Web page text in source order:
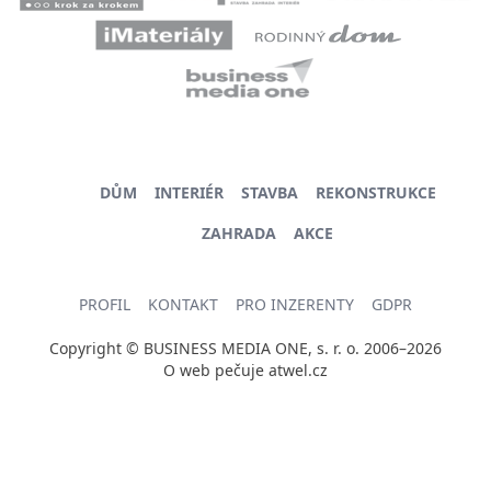
DŮM INTERIÉR STAVBA
REKONSTRUKCE
ZAHRADA
AKCE
PROFIL KONTAKT PRO INZERENTY GDPR
Copyright © BUSINESS MEDIA ONE, s. r. o. 2006–2026